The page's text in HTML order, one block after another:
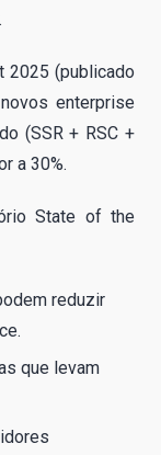
2025 (publicado
enterprise
(SSR + RSC +
a 30%.
State of the
reduzir
que levam